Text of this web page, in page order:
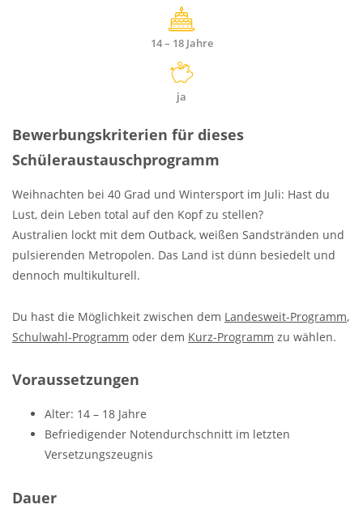
14 – 18 Jahre
ja
Bewerbungskriterien für dieses
Schüleraustauschprogramm
Weihnachten bei 40 Grad und Wintersport im Juli: Hast du
Lust, dein Leben total auf den Kopf zu stellen?
Australien lockt mit dem Outback, weißen Sandstränden und
pulsierenden Metropolen. Das Land ist dünn besiedelt und
dennoch multikulturell.
Du hast die Möglichkeit zwischen dem Landesweit-Programm,
Schulwahl-Programm oder dem Kurz-Programm zu wählen.
Voraussetzungen
Alter: 14 – 18 Jahre
Befriedigender Notendurchschnitt im letzten
Versetzungszeugnis
Dauer